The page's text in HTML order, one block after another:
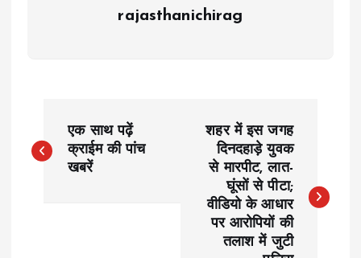
rajasthanichirag
o
एक साथ पढ़ें
क्राईम की पांच
खबरें
शहर में इस जगह
दिनदहाड़े युवक
से मारपीट, लात-
घूंसों से पीटा;
वीडियो के आधार
पर आरोपियों की
तलाश में जुटी